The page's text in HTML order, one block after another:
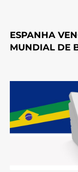
ESPANHA
MUNDIAL DE